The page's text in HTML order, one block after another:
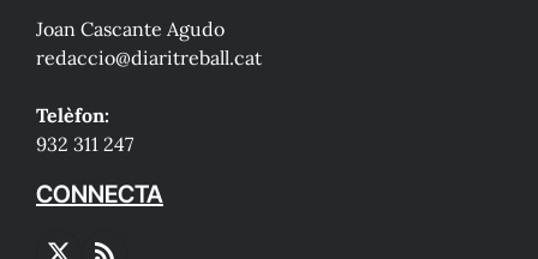
Joan Cascante Agudo
redaccio@diaritreball.cat
Telèfon:
932 311 247
CONNECTA